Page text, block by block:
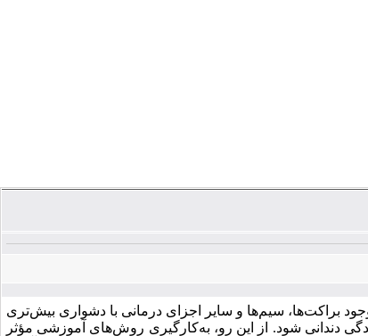
براکت‌ها، سیم‌ها و سایر اجزای درمانی با دشواری بیش‌تری
دندانی شود. از این ‌رو، به‌کارگیری روش‌های آموزشی مؤثر